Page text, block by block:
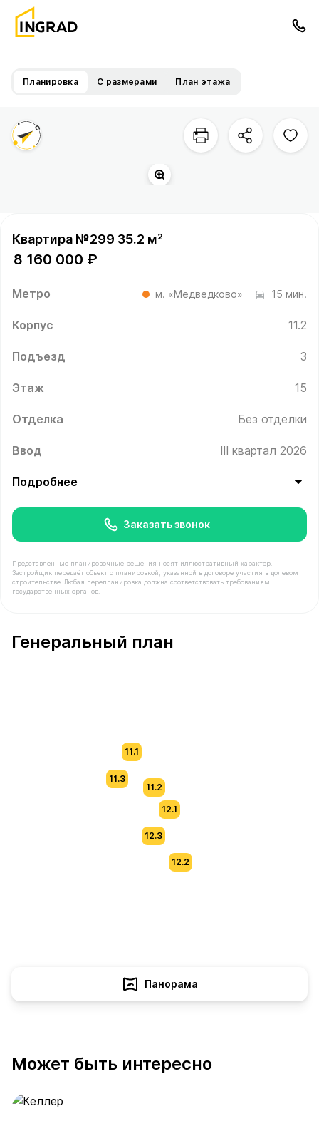
Планировка С размерами План этажа
Квартира №299 35.2 м²
8 160 000 ₽
Метро м. «Медведково» 15 мин.
Корпус 11.2
Подъезд 3
Этаж 15
Отделка Без отделки
Ввод III квартал 2026
Подробнее
Заказать звонок
Представленные планировочные решения носят иллюстративный характер.
Застройщик передаёт объект с планировкой, указанной в договоре участия в долевом
строительстве. Любая перепланировка должна соответствовать требованиям
государственных органов.
Генеральный план
11.3
11.1
11.2
12.1
12.2
12.3
Панорама
Может быть интересно